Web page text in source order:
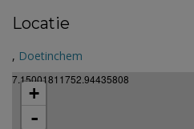
Locatie
, Doetinchem
7.15001811752.94435808
+
-